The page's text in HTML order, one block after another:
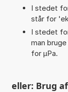
I stedet
står for
I stedet
man
for µPa.
eller: Brug